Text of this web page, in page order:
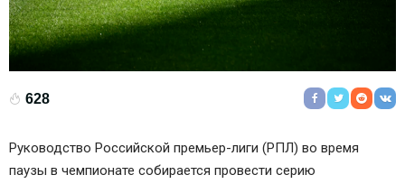
628
Руководство Российской премьер-лиги (РПЛ) во время
паузы в чемпионате собирается провести серию